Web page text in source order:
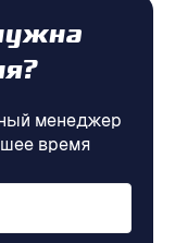
менеджер
время